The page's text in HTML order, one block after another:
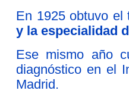
En 1925 obtuvo
y la especialidad
Ese mismo año
diagnóstico en el
Madrid.